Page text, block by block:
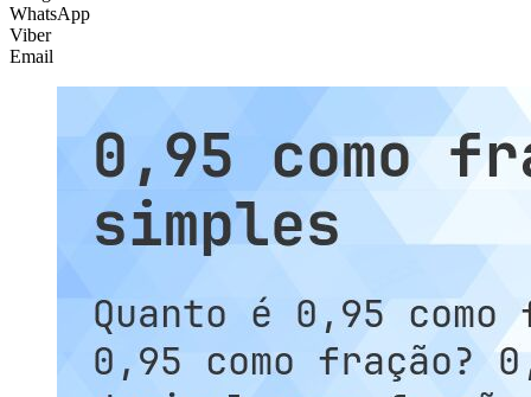
WhatsApp
Viber
Email